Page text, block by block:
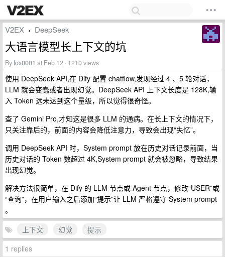
V2EX › DeepSeek
大语言模型长上下文的坑
Byfox0001 at Feb 12 · 1210 views
使用 DeepSeek API,在 Dify 配置 chatflow,发现经过 4 、5 轮对话，
LLM 就会变蠢或者出现幻觉。DeepSeek API 上下文长度是 128K,输
入 Token 远未达到这个量级，所以觉得很奇怪。
查了 Gemini Pro,才知这是很多 LLM 的通病。在长上下文的情况下，
只关注靠后的，前面的内容会降低注意力，导致会出现“失忆”。
调用 DeepSeek API 时，System prompt 放在历史对话记录前面，当
历史对话的 Token 数超过 4K,System prompt 就会被忽略，导致结果
出现幻觉。
解决方法很简单，在 Dify 的 LLM 节点或 Agent 节点，修改“USER”或
“查询”，在用户输入之后添加“提示”让 LLM 严格遵守 System prompt
。
上下文
幻觉
提示
1 replies